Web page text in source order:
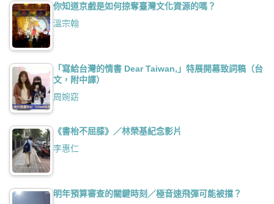
你知道京戲是如何掠奪臺灣文化資源的嗎？
溫宗翰
「寫給台灣的情書 Dear Taiwan,」特展開幕致詞稿（台
文，附中譯）
周婉窈
《書枱不屈膝》／林榮基紀念影片
李惠仁
明年預算審查的關鍵時刻／極音速飛彈可能被擋？